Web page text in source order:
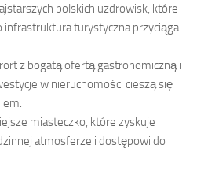
polskich uzdrowisk, które
infrastruktura turystyczna przyciąga
z bogatą ofertą gastronomiczną i
w nieruchomości cieszą się
miasteczko, które zyskuje
atmosferze i dostępowi do